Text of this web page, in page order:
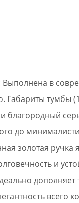
Выполнена в
Габариты тумбы
благородный
до
золотая
и
всего